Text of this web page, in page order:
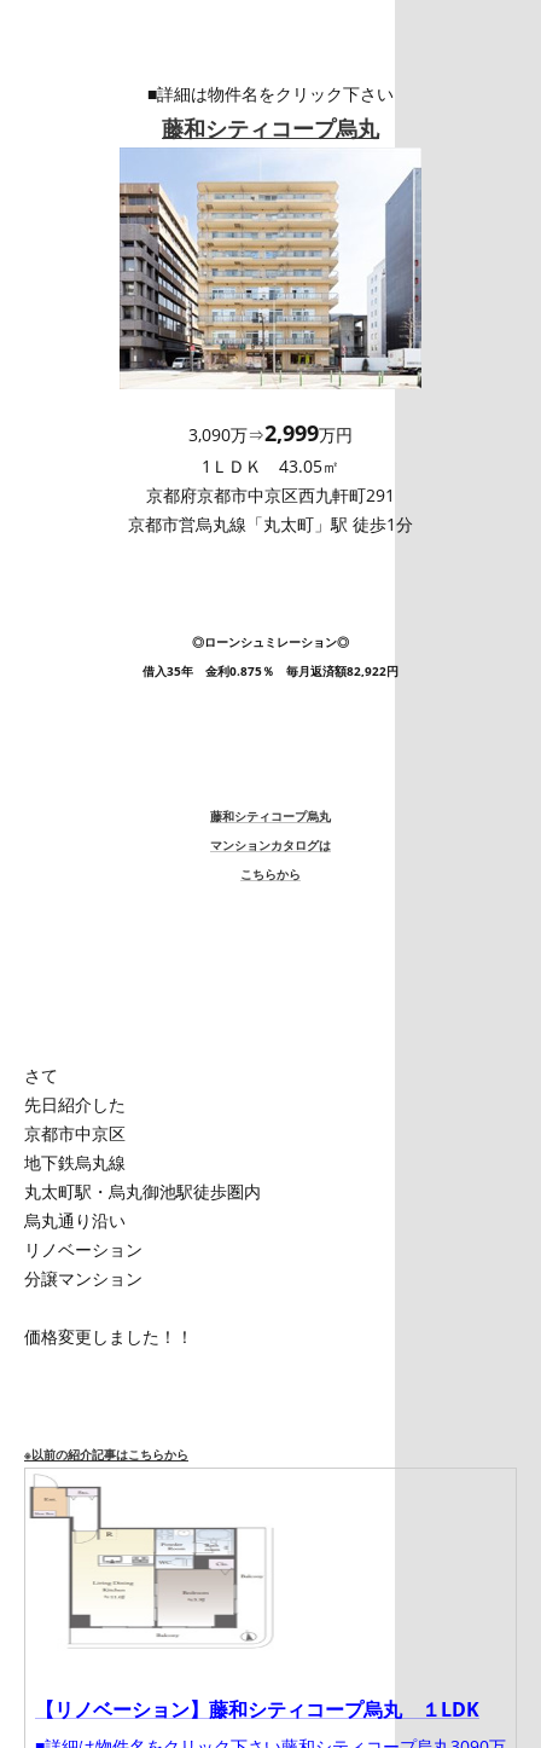
■詳細は物件名をクリック下さい
藤和シティコープ烏丸
3,090万⇒2,999万円
1ＬＤＫ 43.05㎡
京都府京都市中京区西九軒町291
京都市営烏丸線「丸太町」駅 徒歩1分
◎ローンシュミレーション◎
借入35年 金利0.875％ 毎月返済額82,922円
藤和シティコープ烏丸
マンションカタログは
こちらから
さて
先日紹介した
京都市中京区
地下鉄烏丸線
丸太町駅・烏丸御池駅徒歩圏内
烏丸通り沿い
リノベーション
分譲マンション
価格変更しました！！
※以前の紹介記事はこちらから
【リノベーション】藤和シティコープ烏丸 １LDK